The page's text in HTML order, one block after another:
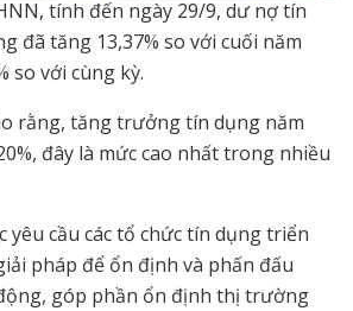
tính đến ngày 29/9, dư nợ tín
đã tăng 13,37% so với cuối năm
so với cùng kỳ.
rằng, tăng trưởng tín dụng năm
đây là mức cao nhất trong nhiều
yêu cầu các tổ chức tín dụng triển
pháp để ổn định và phấn đấu
góp phần ổn định thị trường